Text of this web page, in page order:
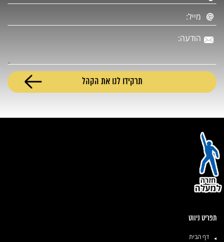
תפריט ניווט
דף הבית